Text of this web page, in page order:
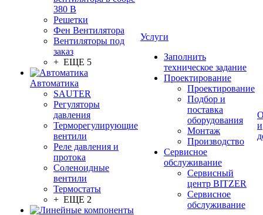
380 В
Решетки
Фен Вентилятора
Вентиляторы под
заказ
+ ЕЩЕ 5
Автоматика
SAUTER
Регуляторы
давления
Терморегулирующие
вентили
Реле давления и
протока
Соленоидные
вентили
Термостаты
+ ЕЩЕ 2
Услуги
Заполнить
техническое задание
Проектирование
Проектирование
Подбор и
поставка
оборудования
Монтаж
Производство
Сервисное
обслуживание
Сервисный
центр BITZER
Сервисное
обслуживание
и